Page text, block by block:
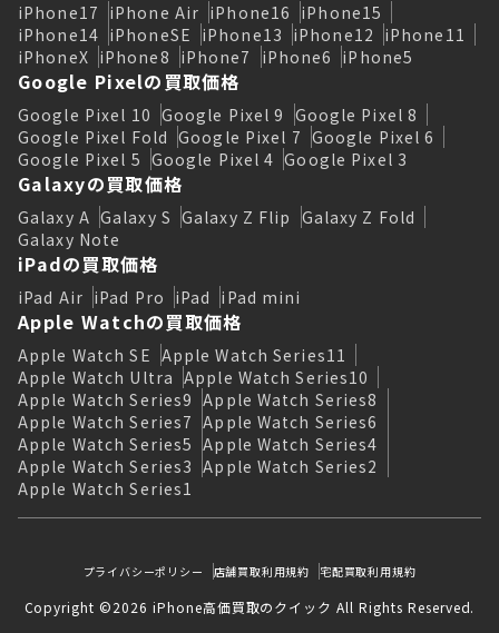
iPhone17 iPhone Air iPhone16 iPhone15
iPhone14 iPhoneSE iPhone13 iPhone12 iPhone11
iPhoneX iPhone8 iPhone7 iPhone6 iPhone5
Google Pixelの買取価格
Google Pixel 10 Google Pixel 9 Google Pixel 8
Google Pixel Fold Google Pixel 7 Google Pixel 6
Google Pixel 5 Google Pixel 4 Google Pixel 3
Galaxyの買取価格
Galaxy A Galaxy S Galaxy Z Flip Galaxy Z Fold
Galaxy Note
iPadの買取価格
iPad Air iPad Pro iPad iPad mini
Apple Watchの買取価格
Apple Watch SE Apple Watch Series11
Apple Watch Ultra Apple Watch Series10
Apple Watch Series9 Apple Watch Series8
Apple Watch Series7 Apple Watch Series6
Apple Watch Series5 Apple Watch Series4
Apple Watch Series3 Apple Watch Series2
Apple Watch Series1
プライバシーポリシー 店舗買取利用規約 宅配買取利用規約
Copyright ©2026 iPhone高価買取のクイック All Rights Reserved.